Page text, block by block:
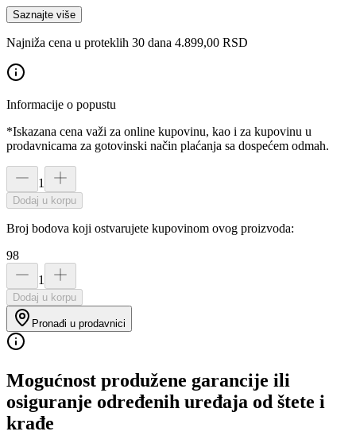
Saznajte više
Najniža cena u proteklih 30 dana 4.899,00 RSD
Informacije o popustu
*Iskazana cena važi za online kupovinu, kao i za kupovinu u
prodavnicama za gotovinski način plaćanja sa dospećem odmah.
1
Dodaj u korpu
Broj bodova koji ostvarujete kupovinom ovog proizvoda:
98
1
Dodaj u korpu
Pronađi u prodavnici
Mogućnost produžene garancije ili
osiguranje određenih uređaja od štete i
krađe